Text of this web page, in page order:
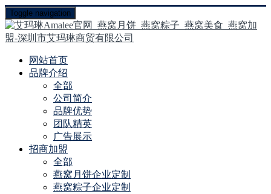
Toggle navigation
网站首页
品牌介绍
全部
公司简介
品牌优势
团队精英
广告展示
招商加盟
全部
燕窝月饼企业定制
燕窝粽子企业定制